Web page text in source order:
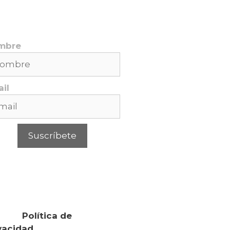
Suscríbete
Política de